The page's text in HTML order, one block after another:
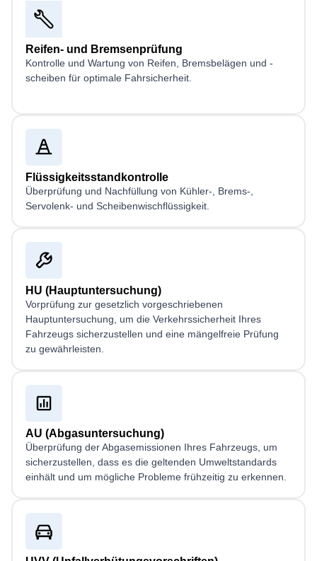
Reifen- und Bremsenprüfung
Kontrolle und Wartung von Reifen, Bremsbelägen und -
scheiben für optimale Fahrsicherheit.
Flüssigkeitsstandkontrolle
Überprüfung und Nachfüllung von Kühler-, Brems-,
Servolenk- und Scheibenwischflüssigkeit.
HU (Hauptuntersuchung)
Vorprüfung zur gesetzlich vorgeschriebenen
Hauptuntersuchung, um die Verkehrssicherheit Ihres
Fahrzeugs sicherzustellen und eine mängelfreie Prüfung
zu gewährleisten.
AU (Abgasuntersuchung)
Überprüfung der Abgasemissionen Ihres Fahrzeugs, um
sicherzustellen, dass es die geltenden Umweltstandards
einhält und um mögliche Probleme frühzeitig zu erkennen.